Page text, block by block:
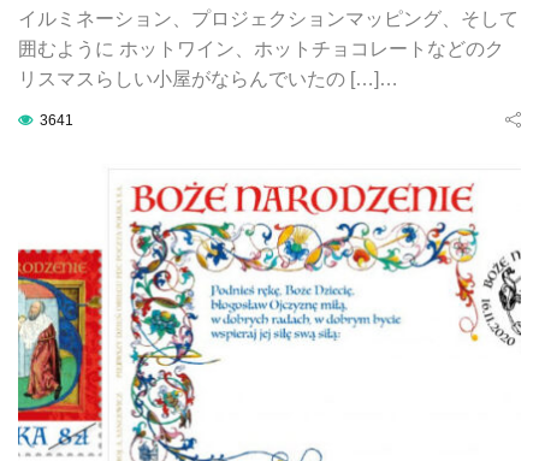
イルミネーション、プロジェクションマッピング、そして
囲むように ホットワイン、ホットチョコレートなどのク
リスマスらしい小屋がならんでいたの […]…
3641